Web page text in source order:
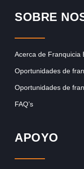
SOBRE
Acerca de Franquicia
Oportunidades de
Oportunidades de
FAQ’s
APOYO